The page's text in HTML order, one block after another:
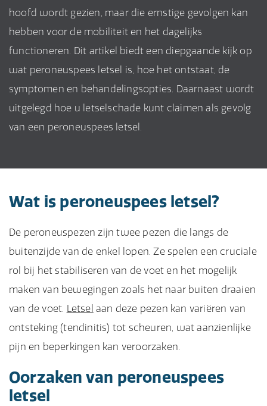
hoofd wordt gezien, maar die ernstige gevolgen kan
hebben voor de mobiliteit en het dagelijks
functioneren. Dit artikel biedt een diepgaande kijk op
wat peroneuspees letsel is, hoe het ontstaat, de
symptomen en behandelingsopties. Daarnaast wordt
uitgelegd hoe u letselschade kunt claimen als gevolg
van een peroneuspees letsel.
Wat is peroneuspees letsel?
De peroneuspezen zijn twee pezen die langs de
buitenzijde van de enkel lopen. Ze spelen een cruciale
rol bij het stabiliseren van de voet en het mogelijk
maken van bewegingen zoals het naar buiten draaien
van de voet. Letsel aan deze pezen kan variëren van
ontsteking (tendinitis) tot scheuren, wat aanzienlijke
pijn en beperkingen kan veroorzaken.
Oorzaken van peroneuspees
letsel